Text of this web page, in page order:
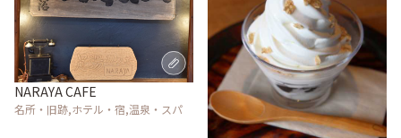
NARAYA CAFE
名所・旧跡,ホテル・宿,温泉・スパ